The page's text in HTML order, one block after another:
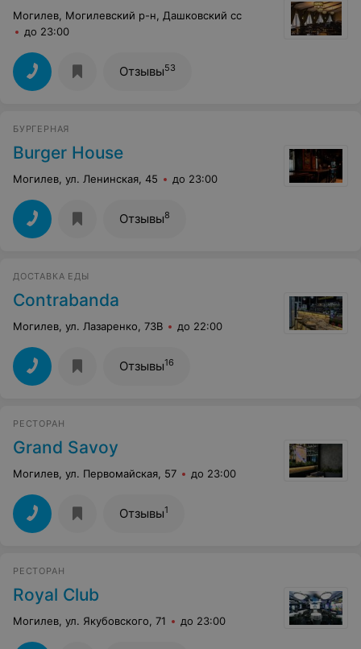
Могилев, Могилевский р-н, Дашковский сс
до 23:00
Отзывы53
БУРГЕРНАЯ
Burger House
Могилев, ул. Ленинская, 45 до 23:00
Отзывы8
ДОСТАВКА ЕДЫ
Contrabanda
Могилев, ул. Лазаренко, 73B до 22:00
Отзывы16
РЕСТОРАН
Grand Savoy
Могилев, ул. Первомайская, 57 до 23:00
Отзывы1
РЕСТОРАН
Royal Club
Могилев, ул. Якубовского, 71 до 23:00